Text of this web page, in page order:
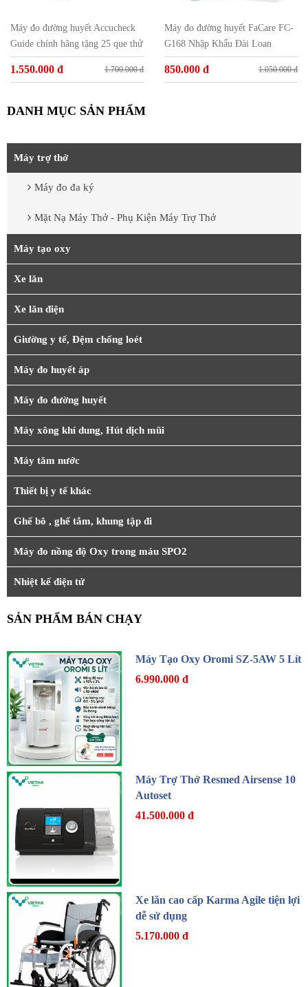
Máy đo đường huyết Accucheck
Guide chính hãng tặng 25 que thử
và 25 kim
1.550.000 đ 1.700.000 đ
Máy đo đường huyết FaCare FC-
G168 Nhập Khẩu Đài Loan
850.000 đ 1.050.000 đ
DANH MỤC SẢN PHẨM
Máy trợ thở
Máy đo đa ký
Mặt Nạ Máy Thở - Phụ Kiện Máy Trợ Thở
Máy tạo oxy
Xe lăn
Xe lăn điện
Giường y tế, Đệm chống loét
Máy đo huyết áp
Máy đo đường huyết
Máy xông khí dung, Hút dịch mũi
Máy tăm nước
Thiết bị y tế khác
Ghế bô , ghế tắm, khung tập đi
Máy đo nồng độ Oxy trong máu SPO2
Nhiệt kế điện tử
SẢN PHẨM BÁN CHẠY
Máy Tạo Oxy Oromi SZ-5AW 5 Lít
6.990.000 đ
Máy Trợ Thở Resmed Airsense 10
Autoset
41.500.000 đ
Xe lăn cao cấp Karma Agile tiện lợi
dễ sử dụng
5.170.000 đ